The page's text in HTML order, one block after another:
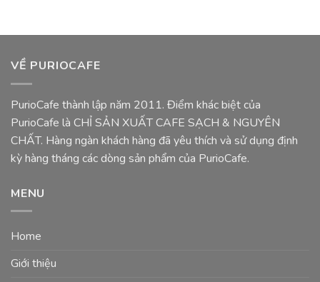
VỀ PURIOCAFE
PurioCafe thành lập năm 2011. Điểm khác biệt của
PurioCafe là CHỈ SẢN XUẤT CAFE SẠCH & NGUYÊN
CHẤT. Hàng ngàn khách hàng đã yêu thích và sử dụng định
kỳ hàng tháng các dòng sản phẩm của PurioCafe.
MENU
Home
Giới thiệu